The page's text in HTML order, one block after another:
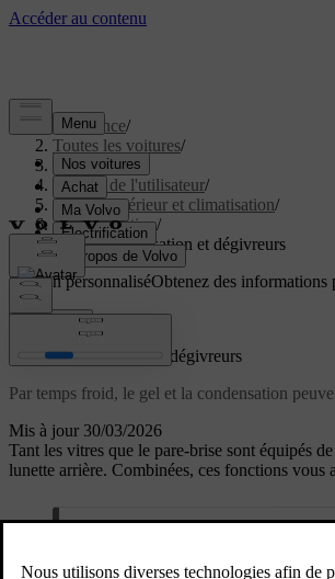
Assistance/
Toutes les voitures/
EC40 2027/
Manuel de l'utilisateur/
Confort intérieur et climatisation/
Climatisation/
Glace, condensation et dégivreurs
Soutien personnaliséObtenez des informations
Connexion
Mis à jour 30/03/2026
Glace, condensation et dégivreurs
Par temps froid, le gel et la condensation
Tant les vitres que le pare-brise sont équipés
lunette arrière. Combinées, ces fonctions vous